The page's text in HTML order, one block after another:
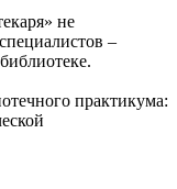
не
–
практикума: